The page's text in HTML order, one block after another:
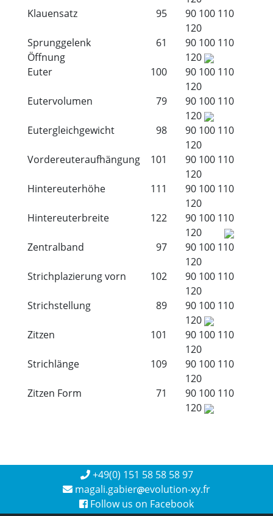
Klauensatz
95 90 100 110
120
Sprunggelenk
Öffnung
61 90 100 110
120
Euter
100 90 100 110
120
Eutervolumen
79 90 100 110
120
Eutergleichgewicht
98 90 100 110
120
Vordereuteraufhängung
101 90 100 110
120
Hintereuterhöhe
111 90 100 110
120
Hintereuterbreite
122 90 100 110
120
Zentralband
97 90 100 110
120
Strichplazierung vorn
102 90 100 110
120
Strichstellung
89 90 100 110
120
Zitzen
101 90 100 110
120
Strichlänge
109 90 100 110
120
Zitzen Form
71 90 100 110
120
+49(0) 151 58 58 58 97
magali.gabier evolution-xy.fr
Follow us on Facebook